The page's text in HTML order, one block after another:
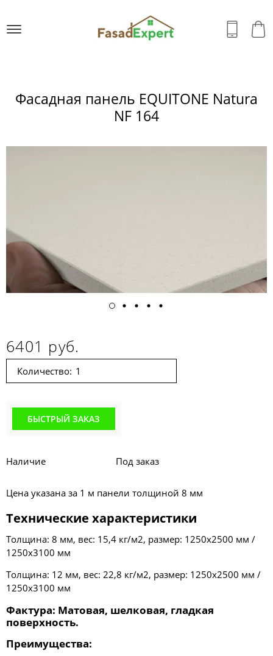
Фасадная панель EQUITONE Natura
NF 164
6401 руб.
Количество:
БЫСТРЫЙ ЗАКАЗ
Наличие Под заказ
Цена указана за 1 м панели толщиной 8 мм
Технические характеристики
Толщина: 8 мм, вес: 15,4 кг/м2, размер: 1250х2500 мм /
1250х3100 мм
Толщина: 12 мм, вес: 22,8 кг/м2, размер: 1250х2500 мм /
1250х3100 мм
Фактура: Матовая, шелковая, гладкая
поверхность.
Преимущества: